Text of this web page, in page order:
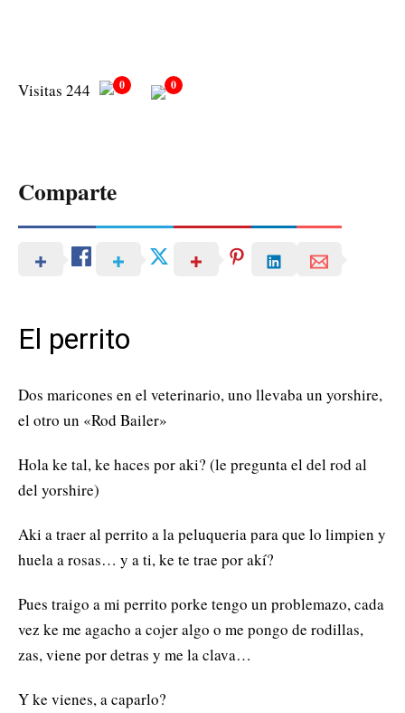
Visitas 244 0 0
Comparte
El perrito
Dos maricones en el veterinario, uno llevaba un yorshire,
el otro un «Rod Bailer»
Hola ke tal, ke haces por aki? (le pregunta el del rod al
del yorshire)
Aki a traer al perrito a la peluqueria para que lo limpien y
huela a rosas… y a ti, ke te trae por akí?
Pues traigo a mi perrito porke tengo un problemazo, cada
vez ke me agacho a cojer algo o me pongo de rodillas,
zas, viene por detras y me la clava…
Y ke vienes, a caparlo?